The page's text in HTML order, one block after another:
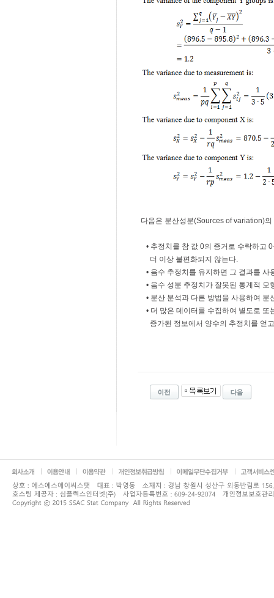
다음은 분산성분(Sources of variation)
• 추정치를 참 값 0의 증거로 수락하고
더 이상 불편화되지 않는다.
• 음수 추정치를 유지하면 그 결과를
• 음수 성분 추정치가 잘못된 통계적 모
• 분산 분석과 다른 방법을 사용하여 분
• 더 많은 데이터를 수집하여 별도로
증가된 정보에서 양수의 추정치를 얻